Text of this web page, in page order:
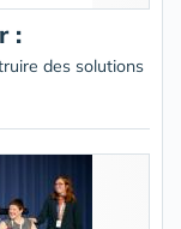
:
des solutions